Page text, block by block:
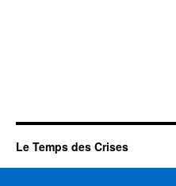
Le Temps des Crises